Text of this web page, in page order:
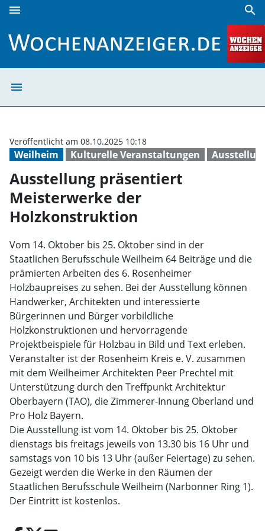
menu search
menu
Weilheim Kulturelle Veranstaltungen
Veröffentlicht am 08.10.2025 10:18
Ausstellung präsentiert
Meisterwerke der
Holzkonstruktion
Vom 14. Oktober bis 25. Oktober sind in der
Staatlichen Berufsschule Weilheim 64 Beiträge und die
prämierten Arbeiten des 6. Rosenheimer
Holzbaupreises zu sehen. Bei der Ausstellung können
Handwerker, Architekten und interessierte
Bürgerinnen und Bürger vorbildliche
Holzkonstruktionen und hervorragende
Projektbeispiele für Holzbau in Bild und Text erleben.
Veranstalter ist der Rosenheim Kreis e. V. zusammen
mit dem Weilheimer Architekten Peer Prechtel mit
Unterstützung durch den Treffpunkt Architektur
Oberbayern (TAO), die Zimmerer-Innung Oberland und
Pro Holz Bayern.
Die Ausstellung ist vom 14. Oktober bis 25. Oktober
dienstags bis freitags jeweils von 13.30 bis 16 Uhr und
samstags von 10 bis 13 Uhr (außer Feiertage) zu sehen.
Gezeigt werden die Werke in den Räumen der
Staatlichen Berufsschule Weilheim (Narbonner Ring 1).
Der Eintritt ist kostenlos.